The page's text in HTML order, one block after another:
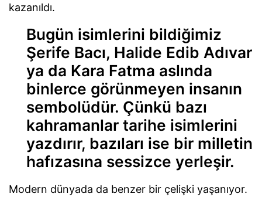
kazanıldı.
Bugün isimlerini bildiğimiz
Şerife Bacı, Halide Edib Adıvar
ya da Kara Fatma aslında
binlerce görünmeyen insanın
sembolüdür. Çünkü bazı
kahramanlar tarihe isimlerini
yazdırır, bazıları ise bir milletin
hafızasına sessizce yerleşir.
Modern dünyada da benzer bir çelişki yaşanıyor.